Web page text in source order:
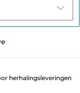
herhalingsleveringen